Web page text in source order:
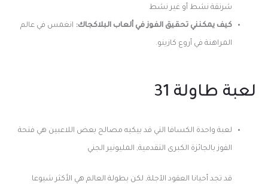
شرنقة نشط أو غير نشط
كيف يمكنني تحقيق الفوز في ألعاب البلاكجاك: انغمس في عالم
المراهنة في أروع كازينو.
لعبة طاولة 31
لعبة واحدة الكسافا التي قد بيكيه مصالح بعض اللاعبين هي فتحة
الفوز بالجائزة الكبرى التقدمية, المليونير الجني
قد تجد أحيانا العقود الآجلة, لكن بطولة العالم هي الأكثر شيوعا